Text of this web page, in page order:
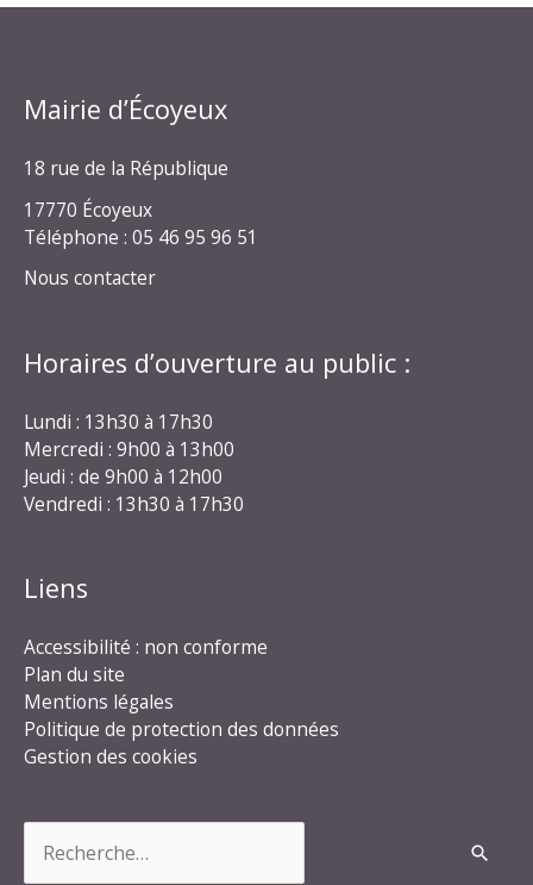
Mairie d’Écoyeux
18 rue de la République
17770 Écoyeux
Téléphone : 05 46 95 96 51
Nous contacter
Horaires d’ouverture au public :
Lundi : 13h30 à 17h30
Mercredi : 9h00 à 13h00
Jeudi : de 9h00 à 12h00
Vendredi : 13h30 à 17h30
Liens
Accessibilité : non conforme
Plan du site
Mentions légales
Politique de protection des données
Gestion des cookies